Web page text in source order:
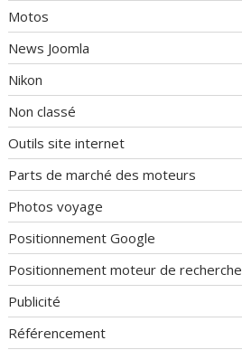
Motos
News Joomla
Nikon
Non classé
Outils site internet
Parts de marché des moteurs
Photos voyage
Positionnement Google
Positionnement moteur de recherche
Publicité
Référencement